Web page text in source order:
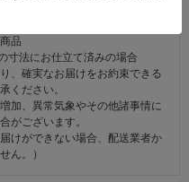
品
寸法にお仕立て済みの場合
、確実なお届けをお約束できる
ください。
加、異常気象やその他諸事情に
がございます。
けができない場合、配送業者か
ん。）